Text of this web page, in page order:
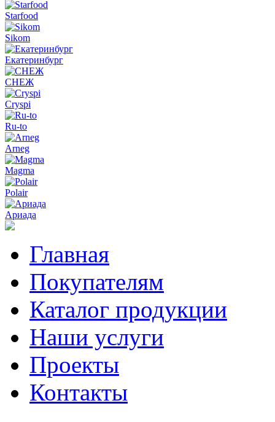
Starfood
Sikom
Екатеринбург
СНЕЖ
Cryspi
Ru-to
Arneg
Magma
Polair
Ариада
Главная
Покупателям
Каталог продукции
Наши услуги
Проекты
Контакты